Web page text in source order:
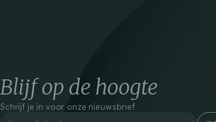
Blijf op de hoogte
Schrijf je in voor onze nieuwsbrief